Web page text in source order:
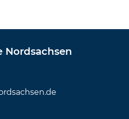
Nordsachsen